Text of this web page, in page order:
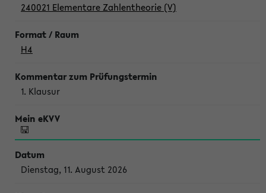
240021 Elementare Zahlentheorie (V)
H4
1. Klausur
Dienstag, 11. August 2026